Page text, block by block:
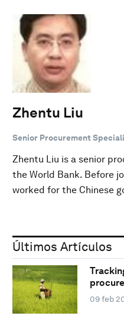
Zhentu Liu
Senior Procurement
Zhentu Liu is a senior
the World Bank. Before
worked for the Chinese
Últimos Artículos
09 feb